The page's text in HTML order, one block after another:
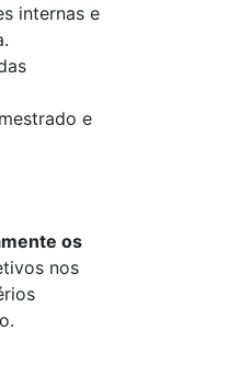
internas e
e
os
nos